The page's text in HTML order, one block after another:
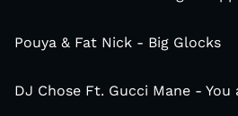
Pouya & Fat Nick - Big Glocks
DJ Chose Ft. Gucci Mane - You